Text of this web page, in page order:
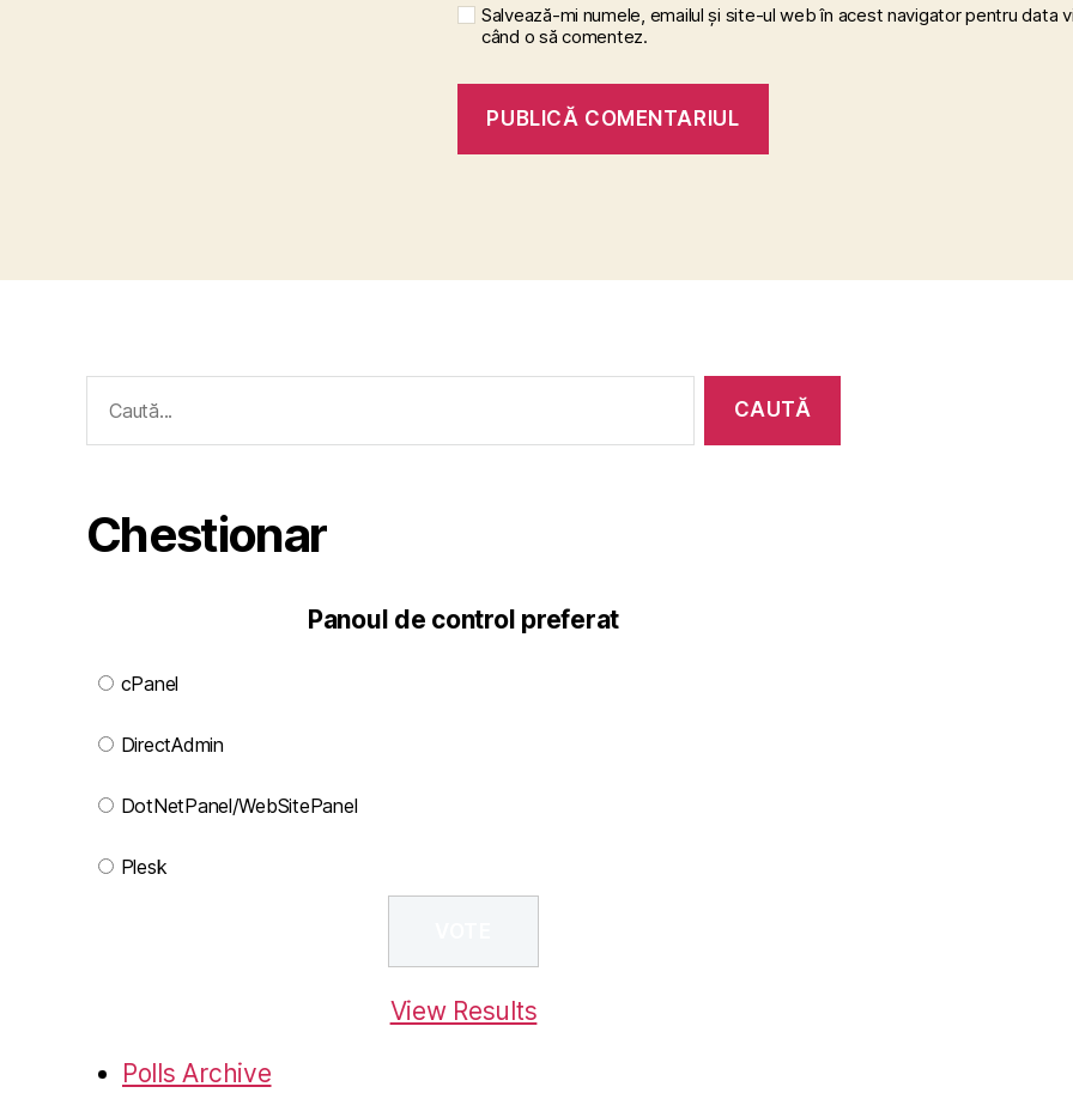
Salvează-mi numele, emailul și site-ul web în acest navigator pentru data
când o să comentez.
după:
Chestionar
Panoul de control preferat
cPanel
DirectAdmin
DotNetPanel/WebSitePanel
Plesk
View Results
Polls Archive